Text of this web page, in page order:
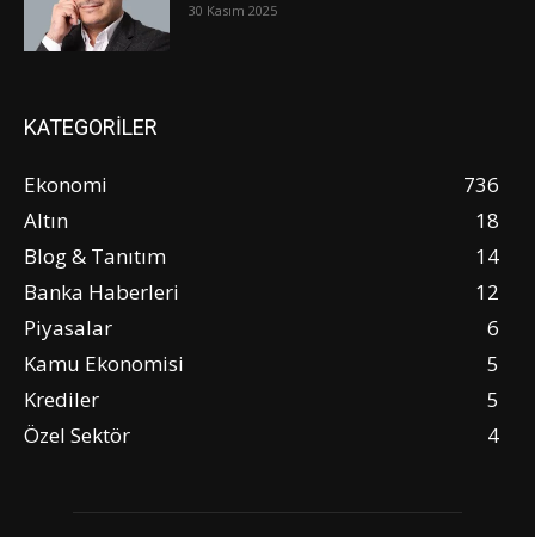
30 Kasım 2025
KATEGORİLER
Ekonomi
736
Altın
18
Blog & Tanıtım
14
Banka Haberleri
12
Piyasalar
6
Kamu Ekonomisi
5
Krediler
5
Özel Sektör
4